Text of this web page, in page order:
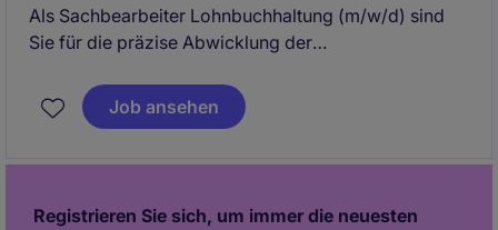
Als Sachbearbeiter Lohnbuchhaltung (m/w/d) sind
Sie für die präzise Abwicklung der
Vorgaben verantwortlich. Diese Position im Bereich
Human Resources bietet eine spannende
Job ansehen
Registrieren Sie sich, um immer die neuesten